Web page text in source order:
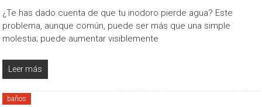
¿Te has dado cuenta de que tu inodoro pierde agua? Este
problema, aunque común, puede ser más que una simple
molestia; puede aumentar visiblemente
Leer más
baños